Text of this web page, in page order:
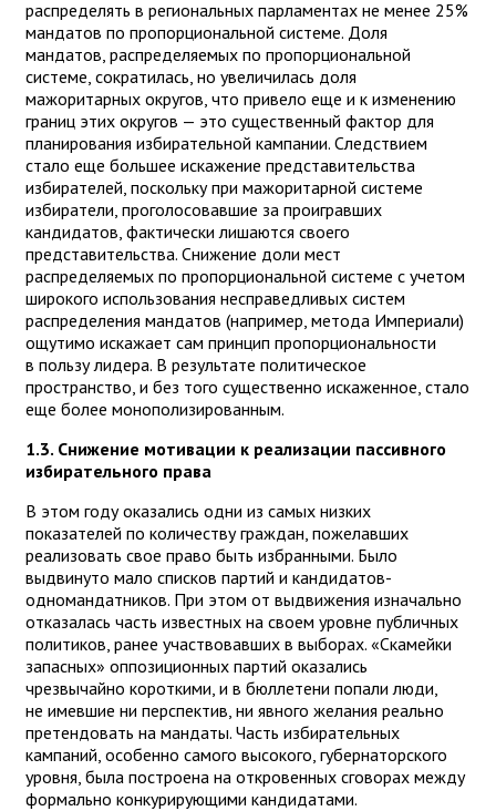
распределять в региональных парламентах не менее 25%
мандатов по пропорциональной системе. Доля
мандатов, распределяемых по пропорциональной
системе, сократилась, но увеличилась доля
мажоритарных округов, что привело еще и к изменению
границ этих округов — это существенный фактор для
планирования избирательной кампании. Следствием
стало еще большее искажение представительства
избирателей, поскольку при мажоритарной системе
избиратели, проголосовавшие за проигравших
кандидатов, фактически лишаются своего
представительства. Снижение доли мест
распределяемых по пропорциональной системе с учетом
широкого использования несправедливых систем
распределения мандатов (например, метода Империали)
ощутимо искажает сам принцип пропорциональности
в пользу лидера. В результате политическое
пространство, и без того существенно искаженное, стало
еще более монополизированным.
1.3. Снижение мотивации к реализации пассивного
избирательного права
В этом году оказались одни из самых низких
показателей по количеству граждан, пожелавших
реализовать свое право быть избранными. Было
выдвинуто мало списков партий и кандидатов-
одномандатников. При этом от выдвижения изначально
отказалась часть известных на своем уровне публичных
политиков, ранее участвовавших в выборах. «Скамейки
запасных» оппозиционных партий оказались
чрезвычайно короткими, и в бюллетени попали люди,
не имевшие ни перспектив, ни явного желания реально
претендовать на мандаты. Часть избирательных
кампаний, особенно самого высокого, губернаторского
уровня, была построена на откровенных сговорах между
формально конкурирующими кандидатами.